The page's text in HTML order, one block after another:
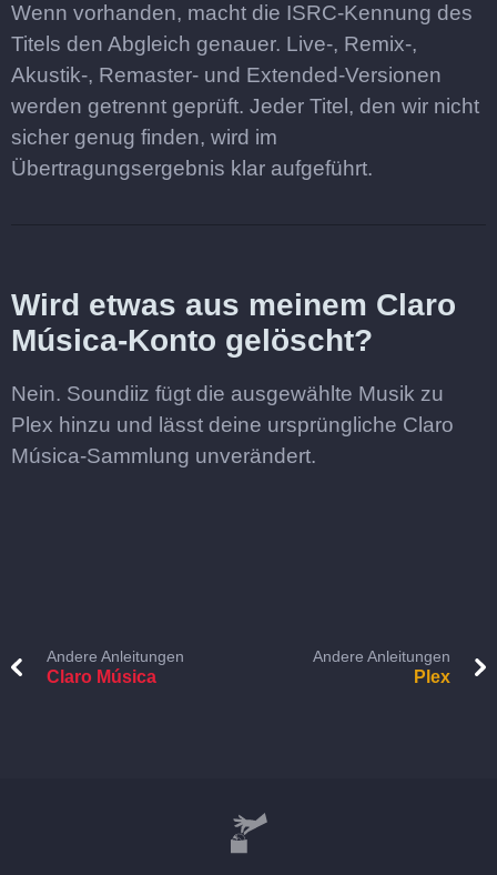
Wenn vorhanden, macht die ISRC-Kennung des
Titels den Abgleich genauer. Live-, Remix-,
Akustik-, Remaster- und Extended-Versionen
werden getrennt geprüft. Jeder Titel, den wir nicht
sicher genug finden, wird im
Übertragungsergebnis klar aufgeführt.
Wird etwas aus meinem Claro
Música-Konto gelöscht?
Nein. Soundiiz fügt die ausgewählte Musik zu
Plex hinzu und lässt deine ursprüngliche Claro
Música-Sammlung unverändert.
Andere Anleitungen
Claro Música
Andere Anleitungen
Plex